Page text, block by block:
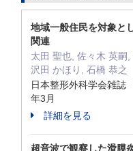
地域一般住民を対象と
関連
太田 聖也, 佐々木 英嗣
沢田 かほり, 石橋 恭之
日本整形外科学会雑
年3月
詳細を見る
超音波で観察した滑膜